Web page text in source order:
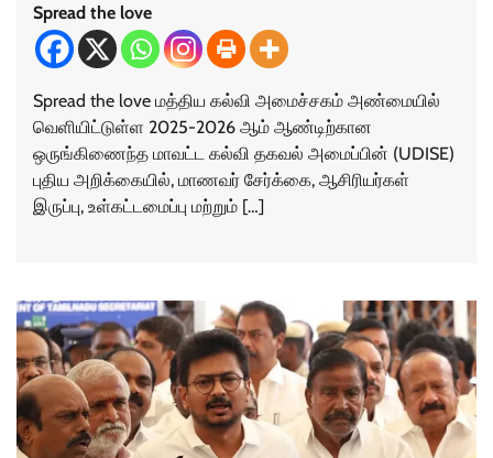
Spread the love
Spread the love மத்திய கல்வி அமைச்சகம் அண்மையில்
வெளியிட்டுள்ள 2025-2026 ஆம் ஆண்டிற்கான
ஒருங்கிணைந்த மாவட்ட கல்வி தகவல் அமைப்பின் (UDISE)
புதிய அறிக்கையில், மாணவர் சேர்க்கை, ஆசிரியர்கள்
இருப்பு, உள்கட்டமைப்பு மற்றும் […]